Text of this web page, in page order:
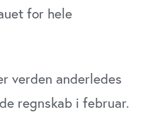
for hele
verden anderledes
regnskab i februar.